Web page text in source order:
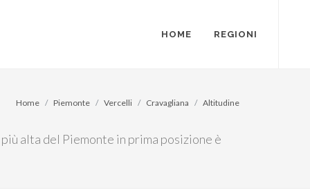
HOME REGIONI
alta del Piemonte in prima posizione è
Home Piemonte Vercelli Cravagliana Altitudine